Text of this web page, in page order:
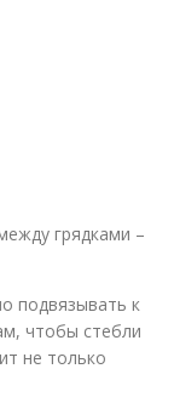
грядками –
подвязывать к
чтобы стебли
не только